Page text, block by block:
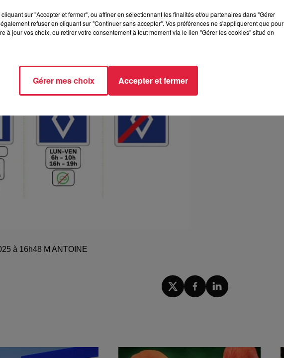
à 16h48 M ANTOINE
sur "Accepter et fermer", ou affiner en sélectionnant les finalités et/ou partenaires dans "Gérer
refuser en cliquant sur "Continuer sans accepter". Vos préférences ne s'appliqueront que pour
à jour vos choix, ou retirer votre consentement à tout moment via le lien "Gérer les cookies" situé en
Gérer mes choix Accepter et fermer